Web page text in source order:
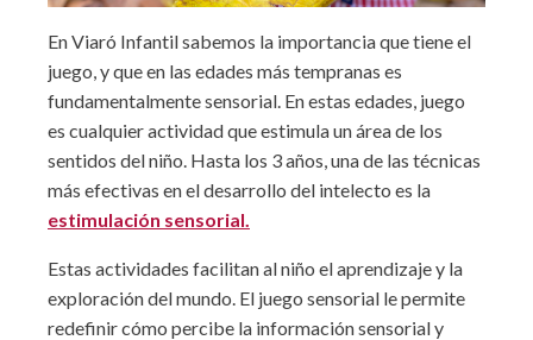
En Viaró Infantil sabemos la importancia que tiene el
juego, y que en las edades más tempranas es
fundamentalmente sensorial. En estas edades, juego
es cualquier actividad que estimula un área de los
sentidos del niño. Hasta los 3 años, una de las técnicas
más efectivas en el desarrollo del intelecto es la
estimulación sensorial.
Estas actividades facilitan al niño el aprendizaje y la
exploración del mundo. El juego sensorial le permite
redefinir cómo percibe la información sensorial y